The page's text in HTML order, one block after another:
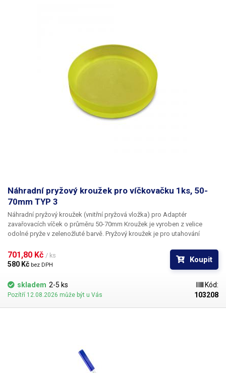
Náhradní pryžový kroužek pro víčkovačku 1ks, 50-
70mm TYP 3
Náhradní pryžový kroužek (vnitřní pryžová vložka) pro Adaptér
zavařovacích víček o průměru 50-70mm Kroužek je vyroben z velice
odolné pryže v zelenožluté barvě. Pryžový kroužek je pro utahování
701,80 Kč / ks
580 Kč bez DPH
Koupit
skladem 2-5 ks
Pozítří 12.08.2026 může být u Vás
Kód:
103208